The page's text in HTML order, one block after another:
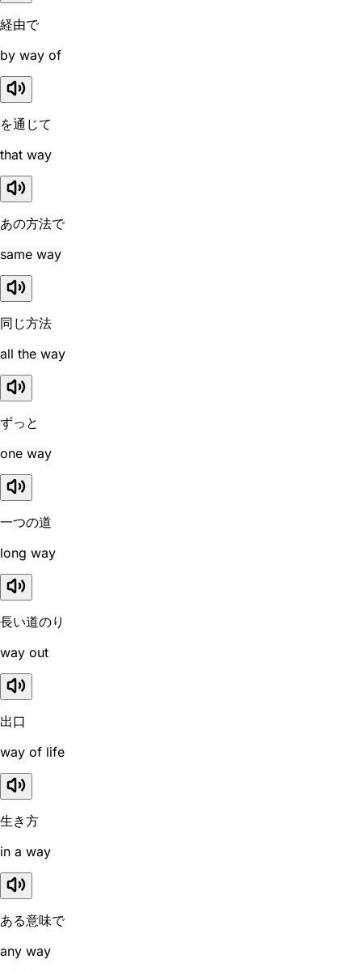
経由で
by way of
を通じて
that way
あの方法で
same way
同じ方法
all the way
ずっと
one way
一つの道
long way
長い道のり
way out
出口
way of life
生き方
in a way
ある意味で
any way